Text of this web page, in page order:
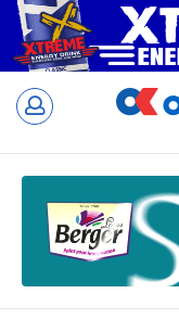
Skip